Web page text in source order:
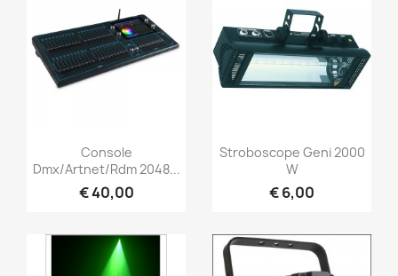
Snel bekijken
Console
Dmx/Artnet/Rdm 2048...
€ 40,00
Snel bekijken
Stroboscope Geni 2000
W
€ 6,00